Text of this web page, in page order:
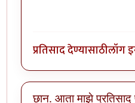
प्रतिसाद देण्यासाठीलॉग
छान. आता माझे प्रतिसाद